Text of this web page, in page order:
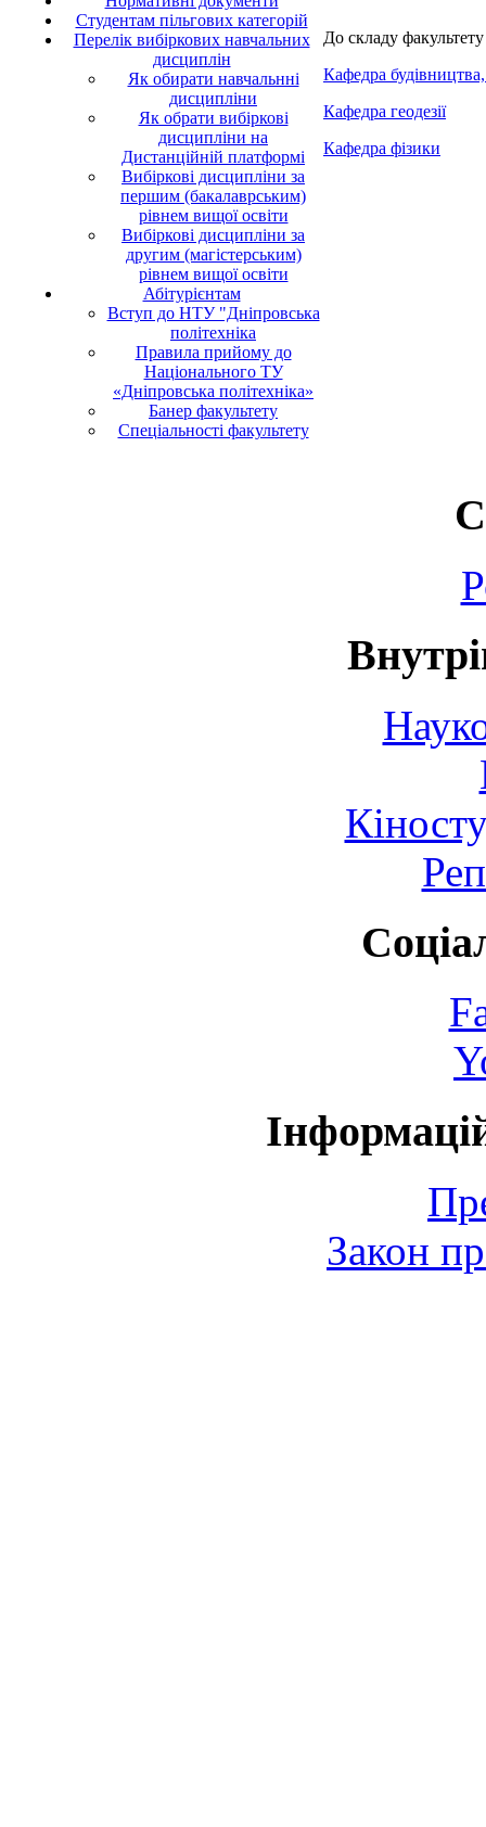
Студентам пільгових категорій
Перелік вибіркових навчальних
дисциплін
Як обирати навчальнні
дисципліни
Як обрати вибіркові
дисципліни на
Дистанційній платформі
Вибіркові дисципліни за
першим (бакалаврським)
рівнем вищої освіти
Вибіркові дисципліни за
другим (магістерським)
рівнем вищої освіти
Абітурієнтам
Вступ до НТУ "Дніпровська
політехніка
Правила прийому до
Національного ТУ
«Дніпровська політехніка»
Банер факультету
Спеціальності факультету
До складу
Кафедра
Кафедра геодезії
Кафедра фізики
Закон